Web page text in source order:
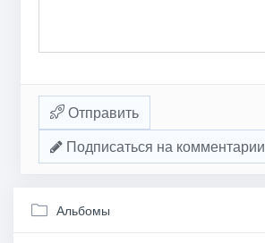
Отправить
Подписаться на комментарии
Альбомы